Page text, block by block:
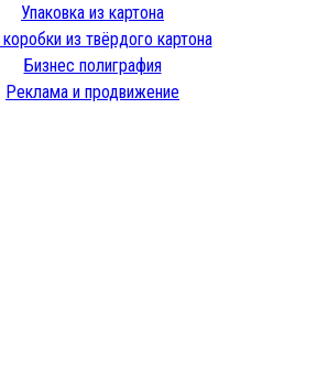
Упаковка из картона
из твёрдого картона
Бизнес полиграфия
Реклама и продвижение